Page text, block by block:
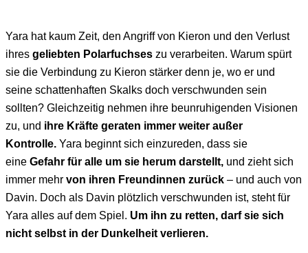
Yara hat kaum Zeit, den Angriff von Kieron und den Verlust
ihres geliebten Polarfuchses zu verarbeiten. Warum spürt
sie die Verbindung zu Kieron stärker denn je, wo er und
seine schattenhaften Skalks doch verschwunden sein
sollten? Gleichzeitig nehmen ihre beunruhigenden Visionen
zu, und ihre Kräfte geraten immer weiter außer
Kontrolle. Yara beginnt sich einzureden, dass sie
eine Gefahr für alle um sie herum darstellt, und zieht sich
immer mehr von ihren Freundinnen zurück – und auch von
Davin. Doch als Davin plötzlich verschwunden ist, steht für
Yara alles auf dem Spiel. Um ihn zu retten, darf sie sich
nicht selbst in der Dunkelheit verlieren.